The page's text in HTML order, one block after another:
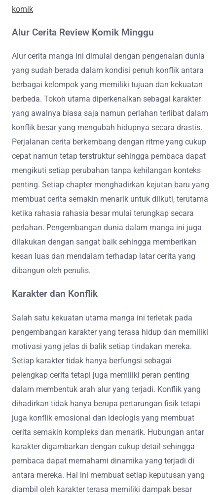
komik
Alur Cerita Review Komik Minggu
Alur cerita manga ini dimulai dengan pengenalan dunia
yang sudah berada dalam kondisi penuh konflik antara
berbagai kelompok yang memiliki tujuan dan kekuatan
berbeda. Tokoh utama diperkenalkan sebagai karakter
yang awalnya biasa saja namun perlahan terlibat dalam
konflik besar yang mengubah hidupnya secara drastis.
Perjalanan cerita berkembang dengan ritme yang cukup
cepat namun tetap terstruktur sehingga pembaca dapat
mengikuti setiap perubahan tanpa kehilangan konteks
penting. Setiap chapter menghadirkan kejutan baru yang
membuat cerita semakin menarik untuk diikuti, terutama
ketika rahasia rahasia besar mulai terungkap secara
perlahan. Pengembangan dunia dalam manga ini juga
dilakukan dengan sangat baik sehingga memberikan
kesan luas dan mendalam terhadap latar cerita yang
dibangun oleh penulis.
Karakter dan Konflik
Salah satu kekuatan utama manga ini terletak pada
pengembangan karakter yang terasa hidup dan memiliki
motivasi yang jelas di balik setiap tindakan mereka.
Setiap karakter tidak hanya berfungsi sebagai
pelengkap cerita tetapi juga memiliki peran penting
dalam membentuk arah alur yang terjadi. Konflik yang
dihadirkan tidak hanya berupa pertarungan fisik tetapi
juga konflik emosional dan ideologis yang membuat
cerita semakin kompleks dan menarik. Hubungan antar
karakter digambarkan dengan cukup detail sehingga
pembaca dapat memahami dinamika yang terjadi di
antara mereka. Hal ini membuat setiap keputusan yang
diambil oleh karakter terasa memiliki dampak besar